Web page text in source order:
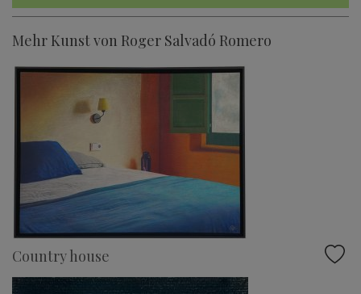
Mehr Kunst von Roger Salvadó Romero
Country house